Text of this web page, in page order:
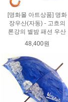
[명화몰 아트상품] 명화
장우산(자동) - 고흐의
론강의 별밤 패션 우산
48,400원